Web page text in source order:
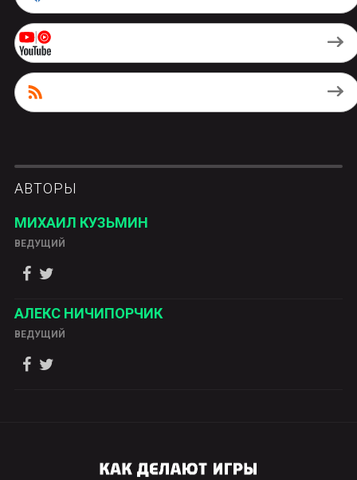
АВТОРЫ
МИХАИЛ КУЗЬМИН
ВЕДУЩИЙ
АЛЕКС НИЧИПОРЧИК
ВЕДУЩИЙ